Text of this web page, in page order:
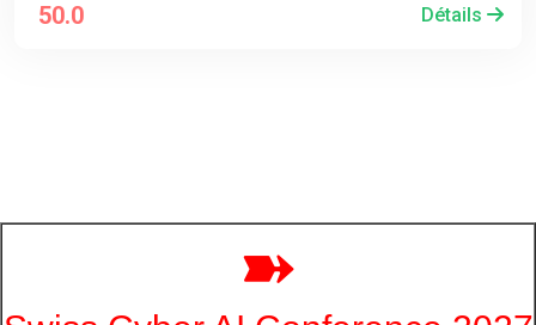
50.0 Détails